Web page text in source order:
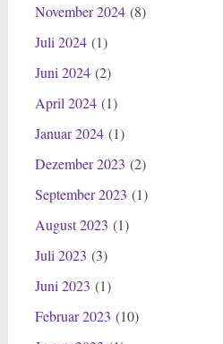
November 2024(8)
Juli 2024(1)
Juni 2024(2)
April 2024(1)
Januar 2024(1)
Dezember 2023 (2)
September 2023 (1)
August 2023 (1)
Juli 2023 (3)
Juni 2023 (1)
Februar 2023 (10)